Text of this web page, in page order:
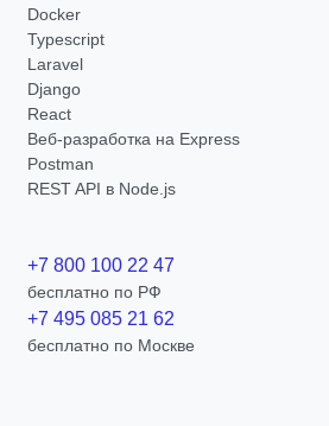
Docker
Typescript
Laravel
Django
React
Веб-разработка на Express
Postman
REST API в Node.js
+7 800 100 22 47
бесплатно по РФ
+7 495 085 21 62
бесплатно по Москве